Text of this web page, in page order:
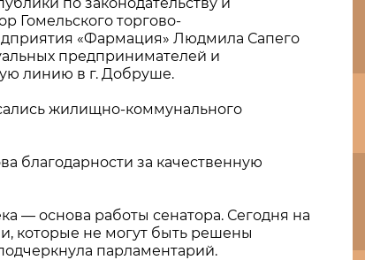
Гомельского торгово-
«Фармация» Людмила Сапего
предпринимателей и
линию в г. Добруше.
жилищно-коммунального
благодарности за качественную
— основа работы сенатора. Сегодня на
которые не могут быть решены
парламентарий.